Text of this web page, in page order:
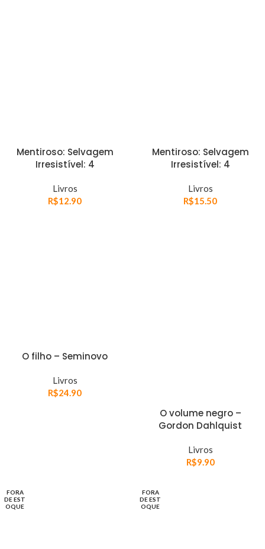
Mentiroso: Selvagem
Irresistível: 4
Livros
R$12.90
Mentiroso: Selvagem
Irresistível: 4
Livros
R$15.50
O filho – Seminovo
Livros
R$24.90
O volume negro –
Gordon Dahlquist
Livros
R$9.90
FORA
DE EST
OQUE
FORA
DE EST
OQUE